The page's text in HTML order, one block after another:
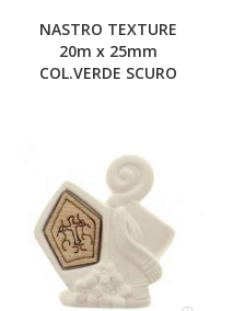
NASTRO TEXTURE
20m x 25mm
COL.VERDE SCURO